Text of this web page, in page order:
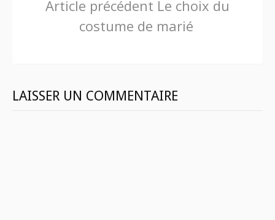
Lire
Article précédent Le choix du
costume de marié
LAISSER UN COMMENTAIRE